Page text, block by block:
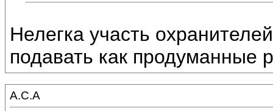
Нелегка участь
подавать как продуманные
А.С.А